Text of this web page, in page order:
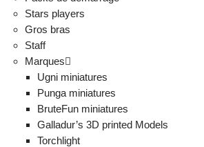
Stars players
Gros bras
Staff
Marques
Ugni miniatures
Punga miniatures
BruteFun miniatures
Galladur’s 3D printed Models
Torchlight